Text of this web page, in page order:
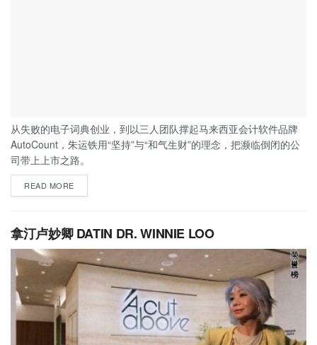
从失败的电子词典创业，到以三人团队撑起马来西亚会计软件品牌
AutoCount，朱运铁用“坚持”与“和气生财”的理念，把濒临倒闭的公
司带上上市之路。
READ MORE
拿汀卢妙卿 DATIN DR. WINNIE LOO